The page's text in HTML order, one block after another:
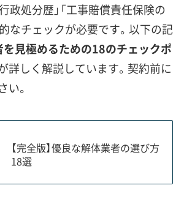
山駅周辺は、村田製作所の新拠
設の影響で、まさに今、解体ラ
が起きています。私がご相談
」「重機のスケジュールが埋ま
いる」という声が増えていま
うしたエリアでは、地域での
豊富で、職人や重機をしっか
政処分歴」「工事賠償責任保険の
なチェックが必要です。以下の記
を見極めるための18のチェックポ
詳しく解説しています。契約前に
。
【完全版】優良な解体業者の選び方
18選